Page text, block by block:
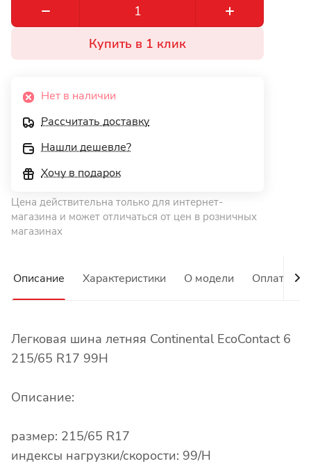
Купить в 1 клик
Нет в наличии
Рассчитать доставку
Нашли дешевле?
Хочу в подарок
Цена действительна только для интернет-
магазина и может отличаться от цен в розничных
магазинах
Описание Характеристики О модели Оплата
Легковая шина летняя Continental EcoContact 6
215/65 R17 99H
Описание:
размер: 215/65 R17
индексы нагрузки/скорости: 99/H